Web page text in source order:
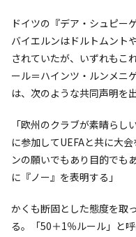
ドイツの『デア・シュピー
バイエルンはドルトムント
されていたが、いずれもこ
ール＝ハインツ・ルンメニ
は、次のような共同声明を
「欧州のクラブが素晴ら
に参加してUEFAと共に大
ンの願いでもあり目的でも
に『ノー』を表明する」
かくも断固とした態度を取
る。「50＋1％ルール」と